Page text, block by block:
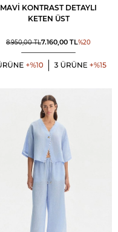
MAVI KONTRAST DETAYLI
KETEN ÜST
8.950,00TL7.160,00 TL%20